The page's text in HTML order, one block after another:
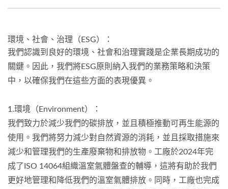
環境、社會、治理（ESG）：
我們認識到良好的環境、社會和治理實踐是企業長期成功的
關鍵。因此，我們將ESG原則納入我們的業務策略和決策
中，以確保我們在這些方面的表現優異。
1.環境（Environment）：
我們致力於減少我們的碳排放，並且積極推動可再生能源的
使用。我們將努力減少對自然資源的消耗，並且採取措施來
減少和管理我們的生產廢棄物和排放物。工廠於2024年完
成了ISO 14064組織溫室氣體盤查的輔導，這將有助於我們
更好地管理和降低我們的溫室氣體排放。同時，工廠也完成